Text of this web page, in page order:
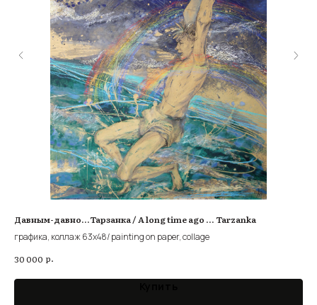
Давным-давно...Тарзанка / A long time ago ... Tarzanka
графика, коллаж 63х48/ painting on paper, collage
30 000 р.